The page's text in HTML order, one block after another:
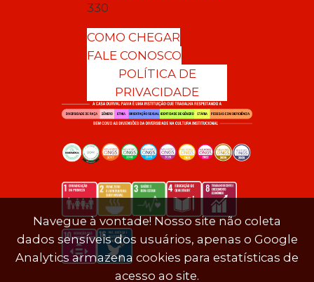
330
COMO CHEGAR
FALE CONOSCO
POLÍTICA DE
PRIVACIDADE
Navegue à vontade! Nosso site não coleta
dados sensíveis dos usuários, apenas o Google
Analytics armazena cookies para estatísticas de
acesso ao site.